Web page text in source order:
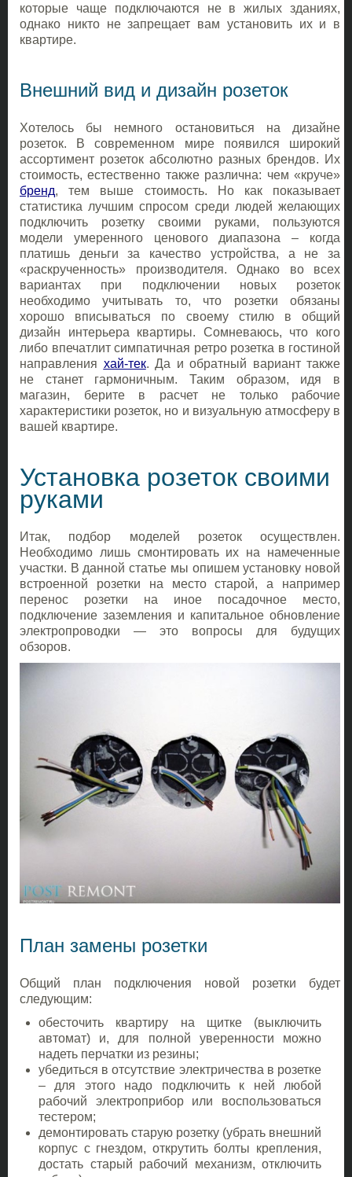
которые чаще подключаются не в жилых зданиях,
однако никто не запрещает вам установить их и в
квартире.
Внешний вид и дизайн розеток
Хотелось бы немного остановиться на дизайне
розеток. В современном мире появился широкий
ассортимент розеток абсолютно разных брендов. Их
стоимость, естественно также различна: чем «круче»
бренд, тем выше стоимость. Но как показывает
статистика лучшим спросом среди людей желающих
подключить розетку своими руками, пользуются
модели умеренного ценового диапазона – когда
платишь деньги за качество устройства, а не за
«раскрученность» производителя. Однако во всех
вариантах при подключении новых розеток
необходимо учитывать то, что розетки обязаны
хорошо вписываться по своему стилю в общий
дизайн интерьера квартиры. Сомневаюсь, что кого
либо впечатлит симпатичная ретро розетка в гостиной
направления хай-тек. Да и обратный вариант также
не станет гармоничным. Таким образом, идя в
магазин, берите в расчет не только рабочие
характеристики розеток, но и визуальную атмосферу в
вашей квартире.
Установка розеток своими
руками
Итак, подбор моделей розеток осуществлен.
Необходимо лишь смонтировать их на намеченные
участки. В данной статье мы опишем установку новой
встроенной розетки на место старой, а например
перенос розетки на иное посадочное место,
подключение заземления и капитальное обновление
электропроводки — это вопросы для будущих
обзоров.
План замены розетки
Общий план подключения новой розетки будет
следующим:
обесточить квартиру на щитке (выключить
автомат) и, для полной уверенности можно
надеть перчатки из резины;
убедиться в отсутствие электричества в розетке
– для этого надо подключить к ней любой
рабочий электроприбор или воспользоваться
тестером;
демонтировать старую розетку (убрать внешний
корпус с гнездом, открутить болты крепления,
достать старый рабочий механизм, отключить